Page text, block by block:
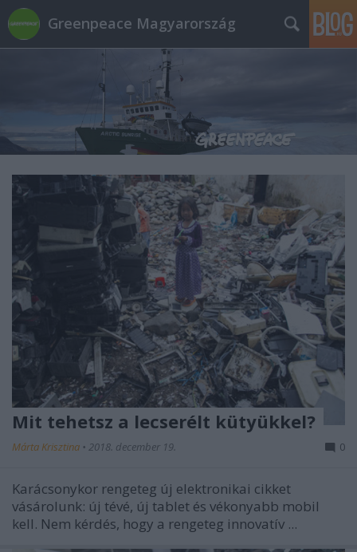
Greenpeace Magyarország
Mit tehetsz a lecserélt kütyükkel?
Márta Krisztina • 2018. december 19. 0
Karácsonykor rengeteg új elektronikai cikket
vásárolunk: új tévé, új tablet és vékonyabb mobil
kell. Nem kérdés, hogy a rengeteg innovatív ...